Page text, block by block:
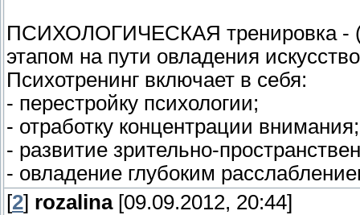
ПСИХОЛОГИЧЕСКАЯ тренировка -
этапом на пути овладения
Психотренинг включает в себя:
- перестройку психологии;
- отработку концентрации внимания;
- развитие зрительно-
- овладение глубоким
[2] rozalina[09.09.2012, 20:44]